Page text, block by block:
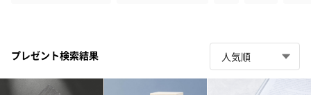
プレゼント検索結果